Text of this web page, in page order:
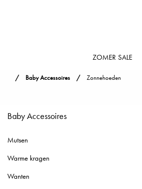
ZOMER SALE
Baby Accessoires Zonnehoeden
Baby Accessoires
Mutsen
Warme kragen
Wanten